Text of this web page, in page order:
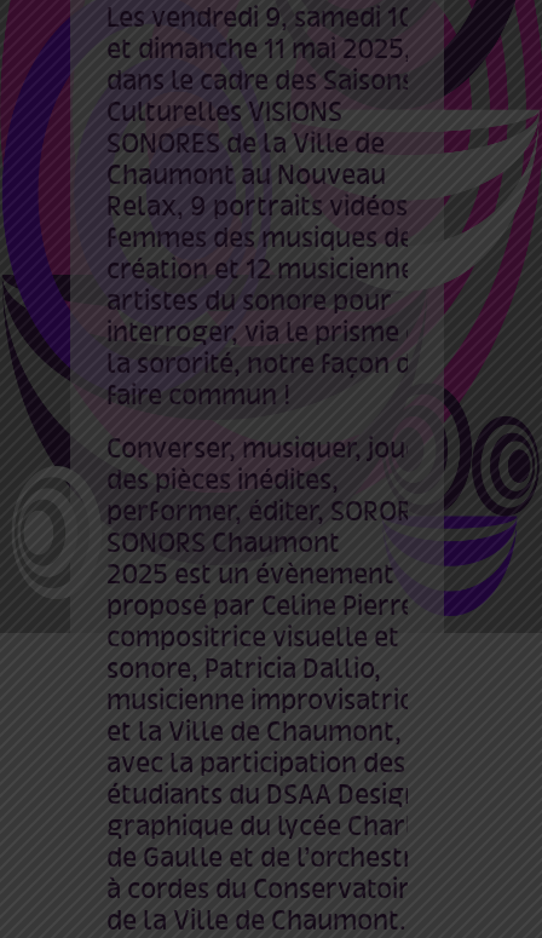
Les vendredi 9, samedi 10
et dimanche 11 mai 2025,
dans le cadre des Saisons
Culturelles VISIONS
SONORES de la Ville de
Chaumont au Nouveau
Relax, 9 portraits vidéos de
femmes des musiques de
création et 12 musiciennes
artistes du sonore pour
interroger, via le prisme de
la sororité, notre façon de
faire commun !
Converser, musiquer, jouer
des pièces inédites,
performer, éditer, SORORES
SONORS Chaumont
2025 est un évènement
proposé par Celine Pierre,
compositrice visuelle et
sonore, Patricia Dallio,
musicienne improvisatrice
et la Ville de Chaumont,
avec la participation des
étudiants du DSAA Design
graphique du lycée Charles
de Gaulle et de l’orchestre
à cordes du Conservatoire
de la Ville de Chaumont.